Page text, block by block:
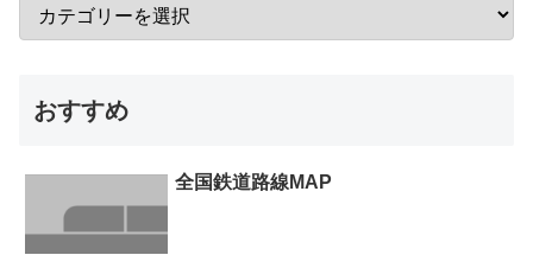
おすすめ
全国鉄道路線MAP